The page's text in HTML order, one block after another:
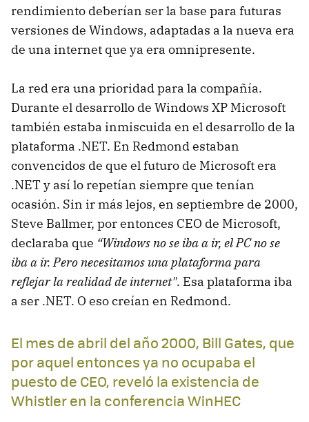
rendimiento deberían ser la base para futuras
versiones de Windows, adaptadas a la nueva era
de una internet que ya era omnipresente.
La red era una prioridad para la compañía.
Durante el desarrollo de Windows XP Microsoft
también estaba inmiscuida en el desarrollo de la
plataforma .NET. En Redmond estaban
convencidos de que el futuro de Microsoft era
.NET y así lo repetían siempre que tenían
ocasión. Sin ir más lejos, en septiembre de 2000,
Steve Ballmer, por entonces CEO de Microsoft,
declaraba que “Windows no se iba a ir, el PC no se
iba a ir. Pero necesitamos una plataforma para
reflejar la realidad de internet". Esa plataforma iba
a ser .NET. O eso creían en Redmond.
El mes de abril del año 2000, Bill Gates, que
por aquel entonces ya no ocupaba el
puesto de CEO, reveló la existencia de
Whistler en la conferencia WinHEC